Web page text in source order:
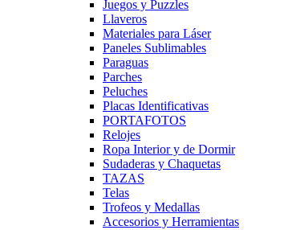
Juegos y Puzzles
Llaveros
Materiales para Láser
Paneles Sublimables
Paraguas
Parches
Peluches
Placas Identificativas
PORTAFOTOS
Relojes
Ropa Interior y de Dormir
Sudaderas y Chaquetas
TAZAS
Telas
Trofeos y Medallas
Accesorios y Herramientas